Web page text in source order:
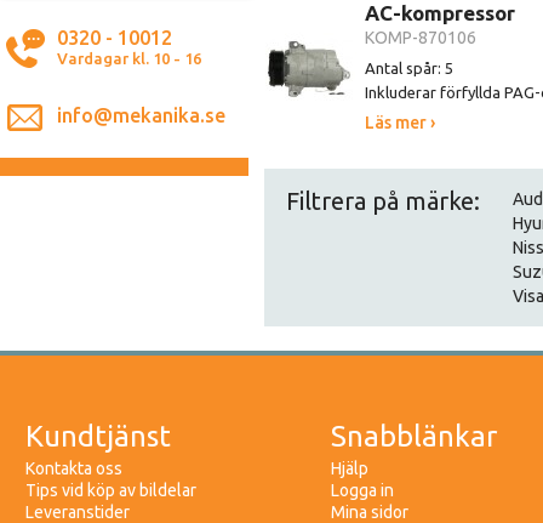
0320 - 10012
Vardagar kl. 10 - 16
info@mekanika.se
AC-kompressor
KOMP-870106
Antal spår: 5
Inkluderar förfyllda
Läs mer ›
Filtrera på märke:
Kundtjänst
Kontakta oss
Tips vid köp av bildelar
Leveranstider
Snabblänkar
Hjälp
Logga in
Mina sidor